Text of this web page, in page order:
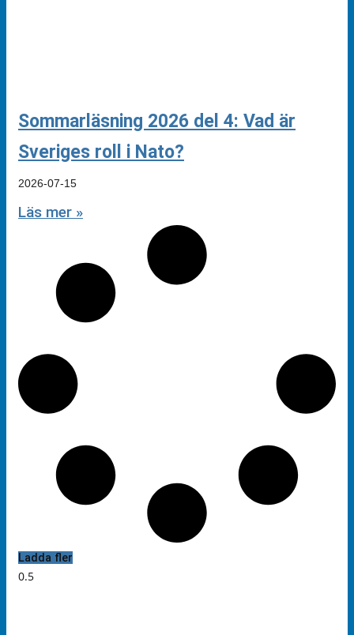
Sommarläsning 2026 del 4: Vad är
Sveriges roll i Nato?
2026-07-15
Läs mer »
Ladda fler